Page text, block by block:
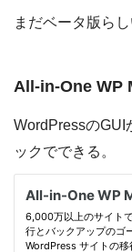
まだベータ版ら
All-in-One WP
WordPressのGUI
ックでできる。